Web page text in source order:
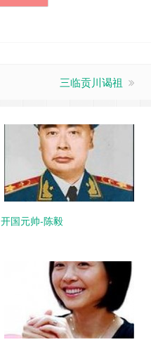
三临贡川谒祖
开国元帅-陈毅